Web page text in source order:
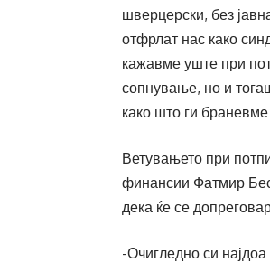
шверцерски, без
отфрлат нас како
кажавме уште при
сопнување, но и
како што ги
Ветувањето при
финансии Фатмир
дека ќе се
-Очигледно си